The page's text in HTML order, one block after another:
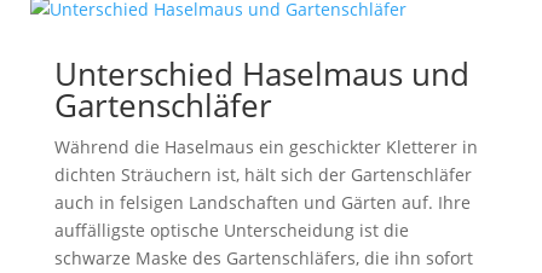
Unterschied Haselmaus und
Gartenschläfer
Während die Haselmaus ein geschickter Kletterer in
dichten Sträuchern ist, hält sich der Gartenschläfer
auch in felsigen Landschaften und Gärten auf. Ihre
auffälligste optische Unterscheidung ist die
schwarze Maske des Gartenschläfers, die ihn sofort